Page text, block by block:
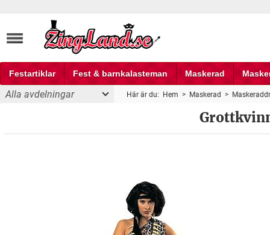
Festartiklar Fest & barnkalasteman Maskerad
Fest och partyprylar
Alla avdelningar Här är du: Hem > Maskerad >